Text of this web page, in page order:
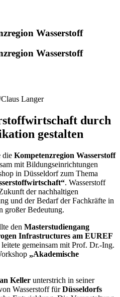
Wasserstoff
Wasserstoff
Langer
durch
gestalten
die Kompetenzregion Wasserstoff
mit Bildungseinrichtungen
in Düsseldorf zum Thema
. Wasserstoff
der nachhaltigen
und der Bedarf der Fachkräfte in
großer Bedeutung.
den Masterstudiengang
Infrastructures am EUREF
gemeinsam mit Prof. Dr.-Ing.
„Akademische
Keller unterstrich in seiner
Wasserstoff fürDüsseldorfs